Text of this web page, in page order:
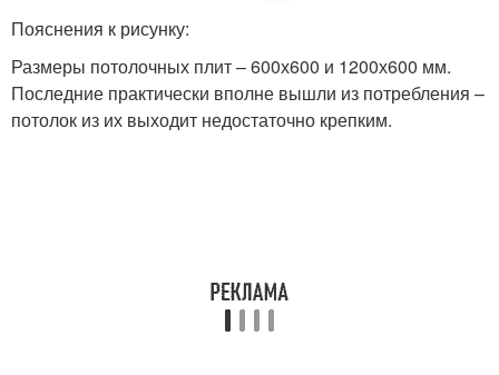
Пояснения к рисунку:
Размеры потолочных плит – 600х600 и 1200х600 мм.
Последние практически вполне вышли из потребления –
потолок из их выходит недостаточно крепким.